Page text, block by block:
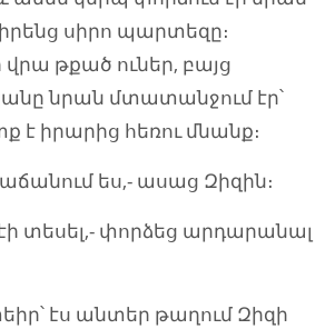
սիրո պարտեզը։
թքած ուներ, բայց
նրան մտատանջում էր՝
է իրարից հեռու մնանք։
ես,- ասաց Զիզին։
տեսել,- փորձեց արդարանալ
էս անտեր թաղում Զիզի